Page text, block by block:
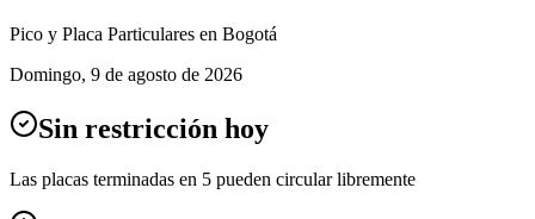
Pico y Placa Particulares en Bogotá
Domingo, 9 de agosto de 2026
Sin restricción hoy
Las placas terminadas en 5 pueden circular libremente